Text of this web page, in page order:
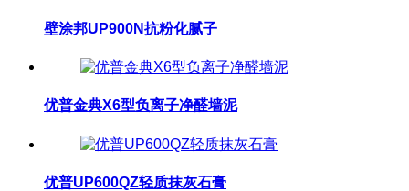
壁涂邦UP900N抗粉化腻子
优普金典X6型负离子净醛墙泥
优普UP600QZ轻质抹灰石膏